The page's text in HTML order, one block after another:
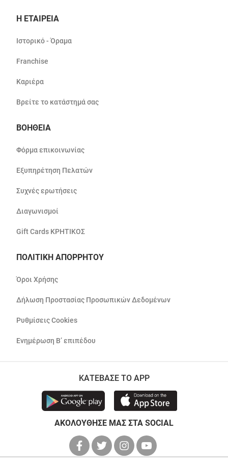
Η ΕΤΑΙΡΕΙΑ
Ιστορικό - Όραμα
Franchise
Καριέρα
Βρείτε το κατάστημά σας
ΒΟΗΘΕΙΑ
Φόρμα επικοινωνίας
Εξυπηρέτηση Πελατών
Συχνές ερωτήσεις
Διαγωνισμοί
Gift Cards ΚΡΗΤΙΚΟΣ
ΠΟΛΙΤΙΚΗ ΑΠΟΡΡΗΤΟΥ
Όροι Χρήσης
Δήλωση Προστασίας Προσωπικών Δεδομένων
Ρυθμίσεις Cookies
Ενημέρωση Β’ επιπέδου
ΚΑΤΕΒΑΣΕ ΤΟ APP
ΑΚΟΛΟΥΘΗΣΕ ΜΑΣ ΣΤΑ SOCIAL